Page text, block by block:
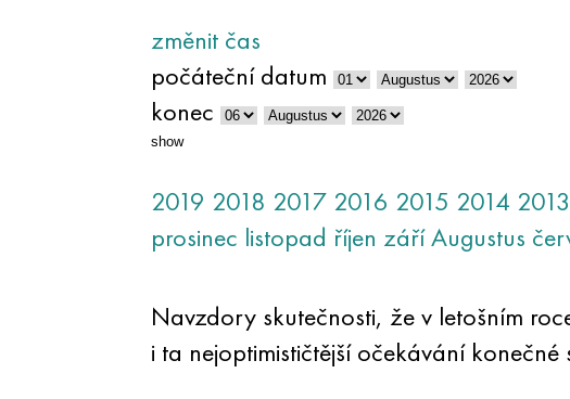
změnit čas
počáteční datum
konec
show
2019 2018 2017 2016 2015 2014 2013
prosinec listopad říjen záříAugustus
Navzdory skutečnosti, že v letošním
i ta nejoptimističtější očekávání